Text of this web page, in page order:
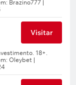
Visitar